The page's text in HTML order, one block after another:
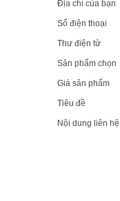
Địa chỉ của bạn
Số điện thoại
Thư điện tử
Sản phẩm chọn
Giá sản phẩm
Tiêu đề
Nội dung liên